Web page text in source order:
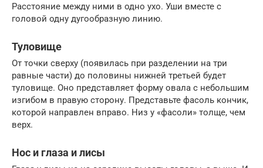
Расстояние между ними в одно ухо. Уши вместе с
головой одну дугообразную линию.
Туловище
От точки сверху (появилась при разделении на три
равные части) до половины нижней третьей будет
туловище. Оно представляет форму овала с небольшим
изгибом в правую сторону. Представьте фасоль кончик,
которой направлен вправо. Низ у «фасоли» толще, чем
верх.
Нос и глаза и лисы